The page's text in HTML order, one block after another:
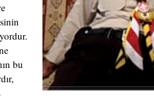
bu